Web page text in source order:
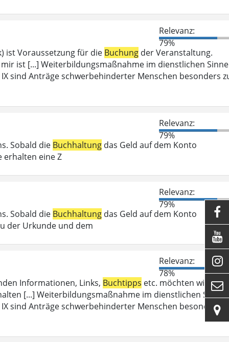
Relevanz:
79%
ist Voraussetzung für die Buchung der Veranstaltung.
ist [...] Weiterbildungsmaßnahme im dienstlichen Sinne
IX sind Anträge schwerbehinderter Menschen besonders
Relevanz:
79%
Sobald die Buchhaltung das Geld auf dem Konto
erhalten eine Z
Relevanz:
79%
Sobald die Buchhaltung das Geld auf dem Konto
der Urkunde und dem
Relevanz:
78%
Informationen, Links, Buchtipps etc. möchten wir Sie
[...] Weiterbildungsmaßnahme im dienstlichen Sinne
IX sind Anträge schwerbehinderter Menschen besonders




